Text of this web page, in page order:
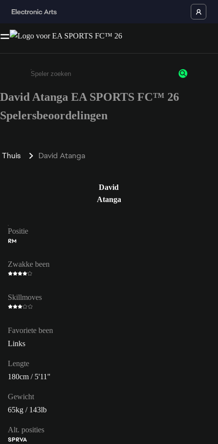
Enter a minimum of 3 characters or numbers
David Atanga EA SPORTS FC™ 26
Spelersbeoordelingen
Thuis David Atanga
David
Atanga
Positie
RM
Zwakke been
Skillmoves
Favoriete been
Links
Lengte
180cm / 5'11"
Gewicht
65kg / 143lb
Alt. posities
SPRVA